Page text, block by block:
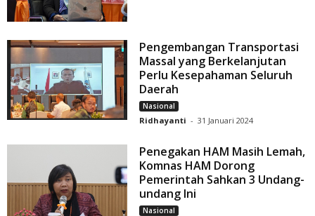
Pengembangan Transportasi
Massal yang Berkelanjutan
Perlu Kesepahaman Seluruh
Daerah
Nasional
Ridhayanti - 31 Januari 2024
Penegakan HAM Masih Lemah,
Komnas HAM Dorong
Pemerintah Sahkan 3 Undang-
undang Ini
Nasional